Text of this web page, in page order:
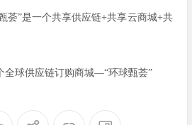
”是一个共享供应链+共享云商城+共